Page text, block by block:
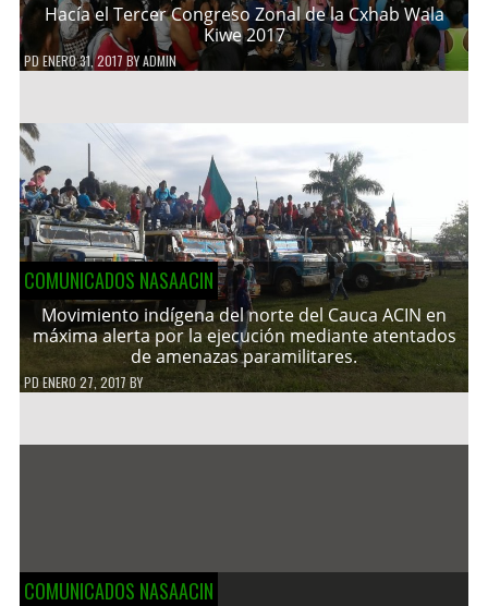
Hacía el Tercer Congreso Zonal de la Cxhab Wala
Kiwe 2017
PDENERO 31, 2017 BYADMIN
COMUNICADOS NASAACIN
Movimiento indígena del norte del Cauca ACIN en
máxima alerta por la ejecución mediante atentados
de amenazas paramilitares.
PDENERO 27, 2017 BY
COMUNICADOS NASAACIN